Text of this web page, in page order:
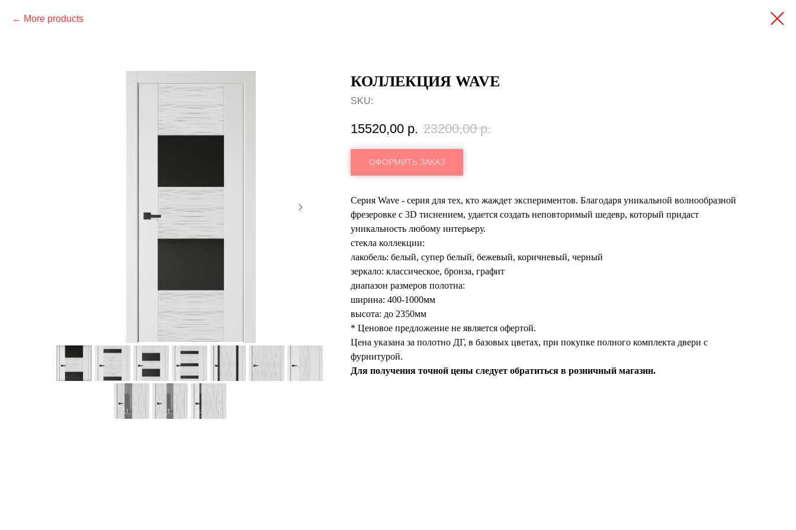
More products
КОЛЛЕКЦИЯ WAVE
SKU:
15520,00 р. 23200,00 р.
ОФОРМИТЬ ЗАКАЗ
Серия Wave - серия для тех, кто жаждет экспериментов. Благодаря уникальной волнообразной
фрезеровке с 3D тиснением, удается создать неповторимый шедевр, который придаст
уникальность любому интерьеру.
стекла коллекции:
лакобель: белый, супер белый, бежевый, коричневый, черный
зеркало: классическое, бронза, графит
диапазон размеров полотна:
ширина: 400-1000мм
высота: до 2350мм
* Ценовое предложение не является офертой.
Цена указана за полотно ДГ, в базовых цветах, при покупке полного комплекта двери с
фурнитурой.
Для получения точной цены следует обратиться в розничный магазин.